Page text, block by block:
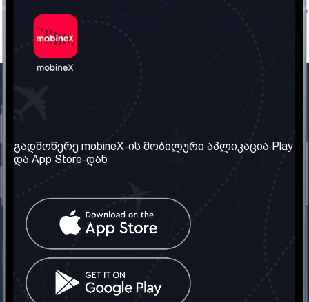
ჩვენ შესახებ
ჩვენი სერვისები
წესები და პირობები
კითხვები
კონტაქტი
საქართველო: თბილისი
ტელ: 032 2 04 00 50
სოციალური ქსელი
გადმოწერე mobineX-ის მობილური აპლიკაცია Play
და App Store-დან